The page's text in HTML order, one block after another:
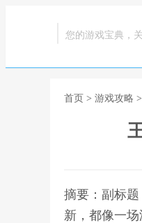
您的游戏宝典，
首页 > 游戏攻略
摘要：副标
新，都像一